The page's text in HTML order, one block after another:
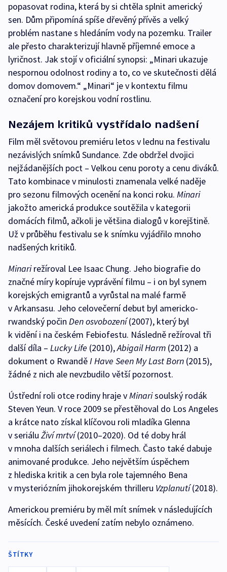
popasovat rodina, která by si chtěla splnit americký
sen. Dům připomíná spíše dřevěný přívěs a velký
problém nastane s hledáním vody na pozemku. Trailer
ale přesto charakterizují hlavně příjemné emoce a
lyričnost. Jak stojí v oficiální synopsi: „Minari ukazuje
nespornou odolnost rodiny a to, co ve skutečnosti dělá
domov domovem.“ „Minari“ je v kontextu filmu
označení pro korejskou vodní rostlinu.
Nezájem kritiků vystřídalo nadšení
Film měl světovou premiéru letos v lednu na festivalu
nezávislých snímků Sundance. Zde obdržel dvojici
nejžádanějších poct – Velkou cenu poroty a cenu diváků.
Tato kombinace v minulosti znamenala velké naděje
pro sezonu filmových ocenění na konci roku. Minari
jakožto americká produkce soutěžila v kategorii
domácích filmů, ačkoli je většina dialogů v korejštině.
Už v průběhu festivalu se k snímku vyjádřilo mnoho
nadšených kritiků.
Minarirežíroval Lee Isaac Chung. Jeho biografie do
značné míry kopíruje vyprávění filmu – i on byl synem
korejských emigrantů a vyrůstal na malé farmě
v Arkansasu. Jeho celovečerní debut byl americko-
rwandský počin Den osvobození(2007), který byl
k vidění i na českém Febiofestu. Následně režíroval tři
další díla – Lucky Life (2010),Abigail Harm (2012) a
dokument o RwanděI Have Seen My Last Born (2015),
žádné z nich ale nevzbudilo větší pozornost.
Ústřední roli otce rodiny hraje vMinarisoulský rodák
Steven Yeun. V roce 2009 se přestěhoval do Los Angeles
a krátce nato získal klíčovou roli mladíka Glenna
v seriálu Živí mrtví(2010–2020). Od té doby hrál
v mnoha dalších seriálech i filmech. Často také dabuje
animované produkce. Jeho největším úspěchem
z hlediska kritik a cen byla role tajemného Bena
v mysteriózním jihokorejském thrilleru Vzplanutí(2018).
Americkou premiéru by měl mít snímek v následujících
měsících. České uvedení zatím nebylo oznámeno.
ŠTÍTKY